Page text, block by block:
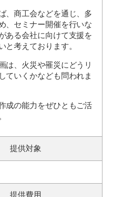
、商工会などを通じ、多
、セミナー開催を行いな
ある会社に向けて支援を
と考えております。
は、火災や罹災にどうリ
ていくかなども問われま
成の能力をぜひともご活
提供対象
提供費用